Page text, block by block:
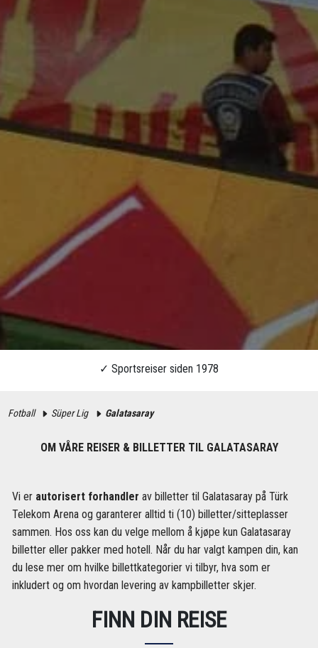
Fotball Süper Lig Galatasaray
OM VÅRE REISER & BILLETTER TIL GALATASARAY
Vi er autorisert forhandler av billetter til Galatasaray på Türk
Telekom Arena og garanterer alltid ti (10) billetter/sitteplasser
sammen. Hos oss kan du velge mellom å kjøpe kun Galatasaray
billetter eller pakker med hotell. Når du har valgt kampen din, kan
du lese mer om hvilke billettkategorier vi tilbyr, hva som er
inkludert og om hvordan levering av kampbilletter skjer.